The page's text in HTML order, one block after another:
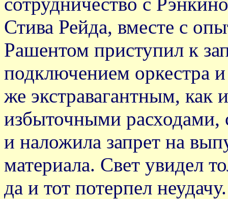
Стива Рейда, вместе с
Рашентом приступил к
подключением оркестра
же экстравагантным, как
избыточными расходами,
и наложила запрет на
материала. Свет увидел
да и тот потерпел неудачу.